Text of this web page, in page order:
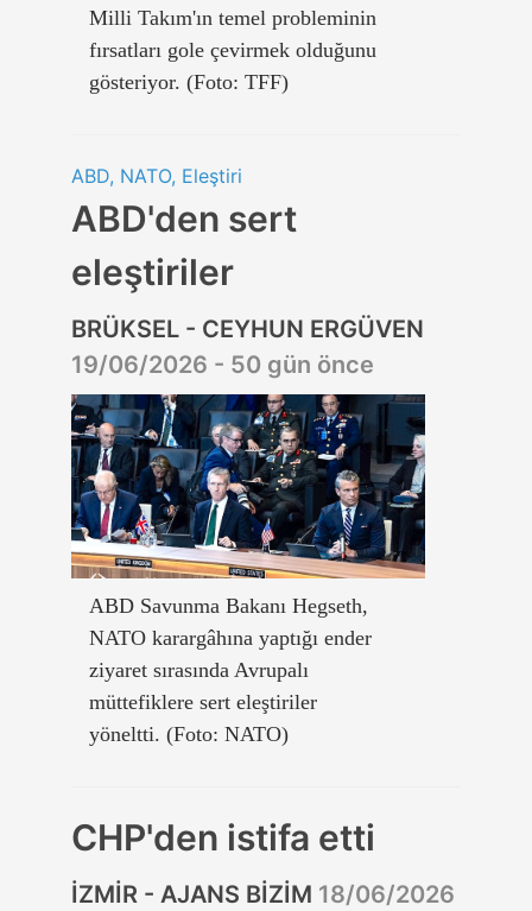
Milli Takım'ın temel probleminin
fırsatları gole çevirmek olduğunu
gösteriyor. (Foto: TFF)
ABD, NATO, Eleştiri
ABD'den sert
eleştiriler
BRÜKSEL - CEYHUN ERGÜVEN
19/06/2026 - 50 gün önce
ABD Savunma Bakanı Hegseth,
NATO karargâhına yaptığı ender
ziyaret sırasında Avrupalı
müttefiklere sert eleştiriler
yöneltti. (Foto: NATO)
CHP'den istifa etti
İZMİR - AJANS BİZİM 18/06/2026